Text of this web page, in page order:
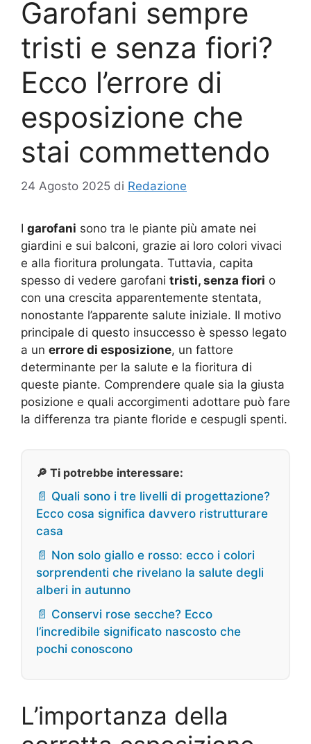
Garofani sempre
tristi e senza fiori?
Ecco l’errore di
esposizione che
stai commettendo
24 Agosto 2025 di Redazione
I garofani sono tra le piante più amate nei
giardini e sui balconi, grazie ai loro colori vivaci
e alla fioritura prolungata. Tuttavia, capita
spesso di vedere garofani tristi, senza fiori o
con una crescita apparentemente stentata,
nonostante l’apparente salute iniziale. Il motivo
principale di questo insuccesso è spesso legato
a un errore di esposizione, un fattore
determinante per la salute e la fioritura di
queste piante. Comprendere quale sia la giusta
posizione e quali accorgimenti adottare può fare
la differenza tra piante floride e cespugli spenti.
🔎 Ti potrebbe interessare:
📄 Quali sono i tre livelli di progettazione?
Ecco cosa significa davvero ristrutturare
casa
📄 Non solo giallo e rosso: ecco i colori
sorprendenti che rivelano la salute degli
alberi in autunno
📄 Conservi rose secche? Ecco
l’incredibile significato nascosto che
pochi conoscono
L’importanza della